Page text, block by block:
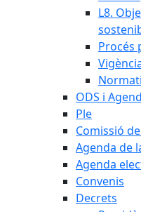
L8.
Procés
ODS i
Ple
Comissió
Agenda de
Agenda
Convenis
Decrets